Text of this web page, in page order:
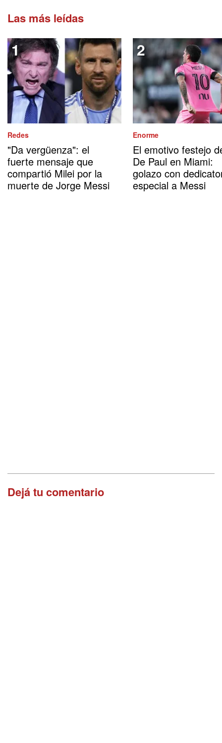
Las más leídas
Redes
"Da vergüenza": el
fuerte mensaje que
compartió Milei por la
muerte de Jorge Messi
Enorme
El emotivo festejo
De Paul en Miami:
golazo con
especial a Messi
Dejá tu comentario